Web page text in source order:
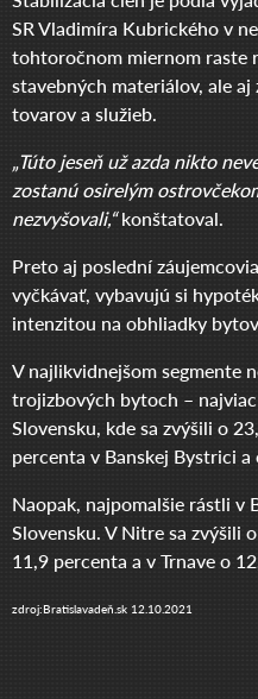
SR Vladimíra Kubrického v
tohtoročnom miernom raste
stavebných materiálov, ale
tovarov a služieb.
„Túto jeseň už azda nikto
zostanú osirelým
nezvyšovali,“konštatoval.
Preto aj poslední
vyčkávať, vybavujú si
intenzitou na obhliadky
V najlikvidnejšom segmente
trojizbových bytoch –
Slovensku, kde sa zvýšili o
percenta v Banskej Bystrici
Naopak, najpomalšie rástli v
Slovensku. V Nitre sa zvýšili
11,9 percenta a v Trnave o
zdroj:Bratislavadeň.sk 12.10.2021